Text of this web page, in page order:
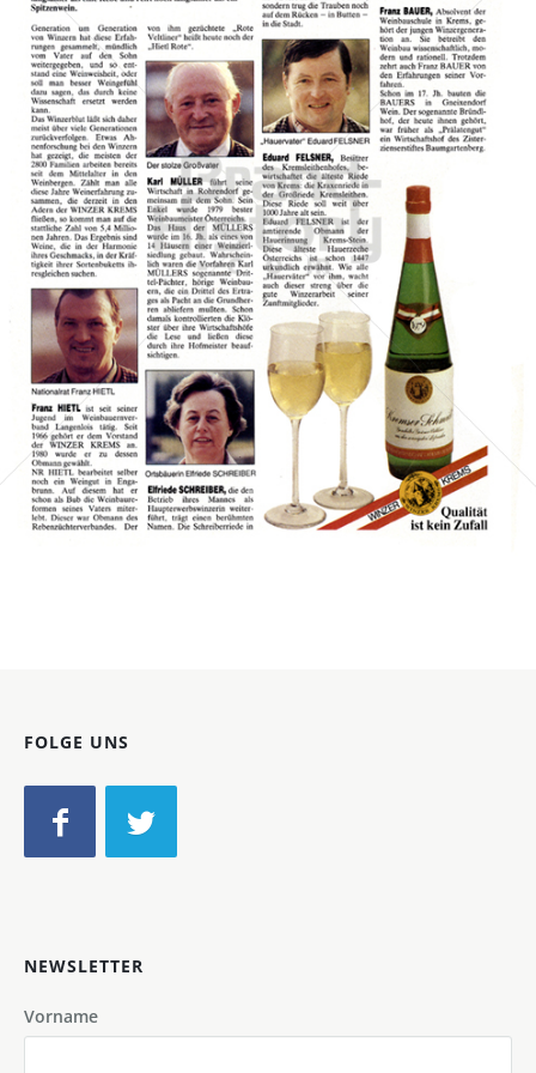
WINZERGENOSSENSCHAFT KREMS
Winzer Krems reg. GenmbH
1981
FOLGE UNS
NEWSLETTER
Vorname